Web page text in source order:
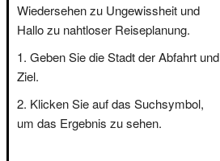
Wiedersehen zu Ungewissheit und
Hallo zu nahtloser Reiseplanung.
Geben Sie die Stadt der Abfahrt und
Ziel.
Klicken Sie auf das Suchsymbol,
um das Ergebnis zu sehen.